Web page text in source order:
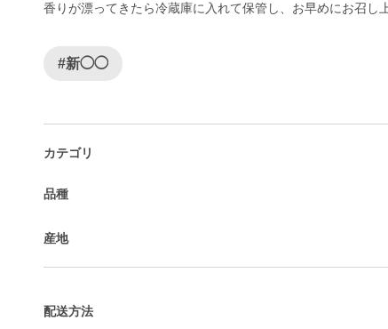
香りが漂ってきたら冷蔵庫に入れて保管し、お早めにお召し
#新◯◯
カテゴリ
品種
産地
配送方法